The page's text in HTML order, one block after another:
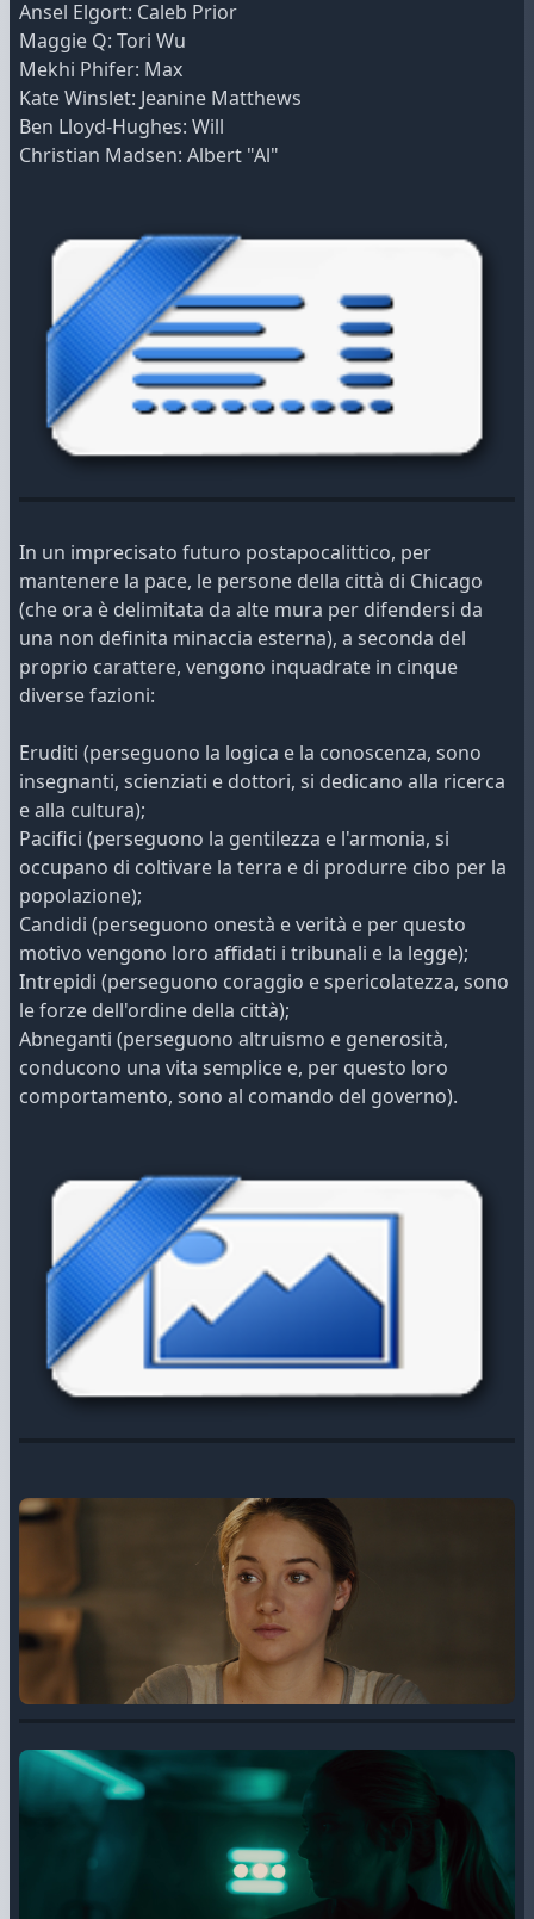
Ansel Elgort: Caleb Prior
Maggie Q: Tori Wu
Mekhi Phifer: Max
Kate Winslet: Jeanine Matthews
Ben Lloyd-Hughes: Will
Christian Madsen: Albert "Al"
In un imprecisato futuro postapocalittico, per
mantenere la pace, le persone della città di Chicago
(che ora è delimitata da alte mura per difendersi da
una non definita minaccia esterna), a seconda del
proprio carattere, vengono inquadrate in cinque
diverse fazioni:
Eruditi (perseguono la logica e la conoscenza, sono
insegnanti, scienziati e dottori, si dedicano alla ricerca
e alla cultura);
Pacifici (perseguono la gentilezza e l'armonia, si
occupano di coltivare la terra e di produrre cibo per la
popolazione);
Candidi (perseguono onestà e verità e per questo
motivo vengono loro affidati i tribunali e la legge);
Intrepidi (perseguono coraggio e spericolatezza, sono
le forze dell'ordine della città);
Abneganti (perseguono altruismo e generosità,
conducono una vita semplice e, per questo loro
comportamento, sono al comando del governo).